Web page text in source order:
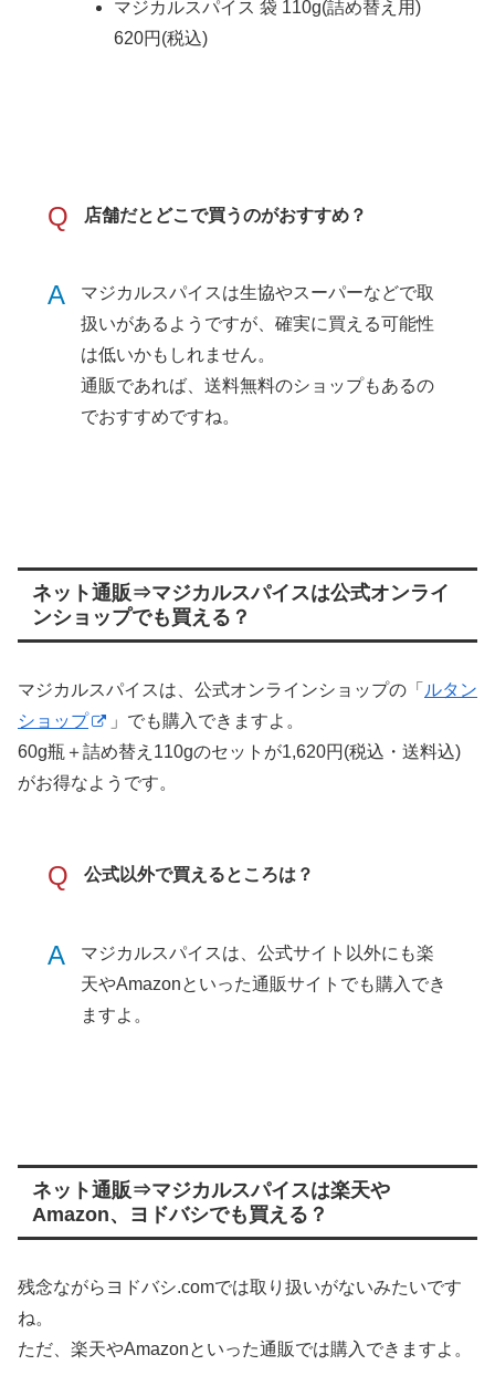
マジカルスパイス 袋 110g(詰め替え用)
620円(税込)
Q 店舗だとどこで買うのがおすすめ？
A
マジカルスパイスは生協やスーパーなどで取
扱いがあるようですが、確実に買える可能性
は低いかもしれません。
通販であれば、送料無料のショップもあるの
でおすすめですね。
ネット通販⇒マジカルスパイスは公式オンライ
ンショップでも買える？
マジカルスパイスは、公式オンラインショップの「 ルタン
ショップ
」でも購入できますよ。
60g瓶＋詰め替え110gのセットが1,620円(税込・送料込)
がお得なようです。
Q 公式以外で買えるところは？
A
マジカルスパイスは、公式サイト以外にも楽
天やAmazonといった通販サイトでも購入でき
ますよ。
ネット通販⇒マジカルスパイスは楽天や
Amazon、ヨドバシでも買える？
残念ながらヨドバシ.comでは取り扱いがないみたいです
ね。
ただ、楽天やAmazonといった通販では購入できますよ。